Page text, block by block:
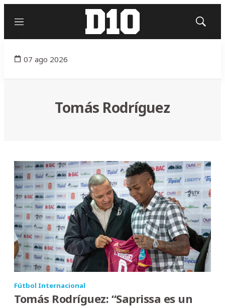
Menú
Mostrar
07 ago 2026
Tomás Rodríguez
Fútbol Internacional
Tomás Rodríguez: “Saprissa es un